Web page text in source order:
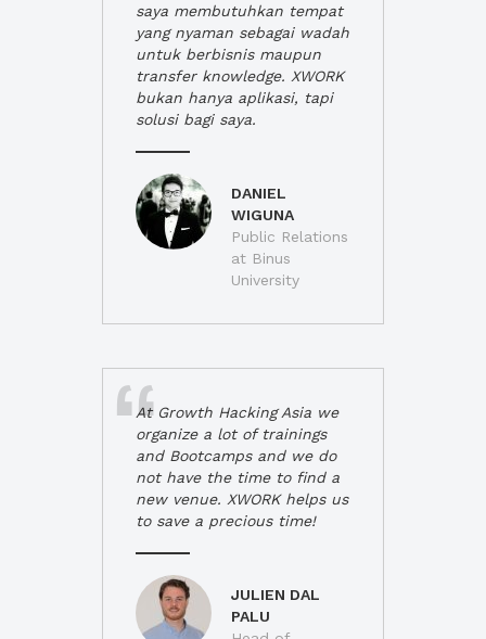
saya membutuhkan tempat
yang nyaman sebagai wadah
untuk berbisnis maupun
transfer knowledge. XWORK
bukan hanya aplikasi, tapi
solusi bagi saya.
DANIEL
WIGUNA
Public Relations
at Binus
University
At Growth Hacking Asia we
organize a lot of trainings
and Bootcamps and we do
not have the time to find a
new venue. XWORK helps us
to save a precious time!
JULIEN DAL
PALU